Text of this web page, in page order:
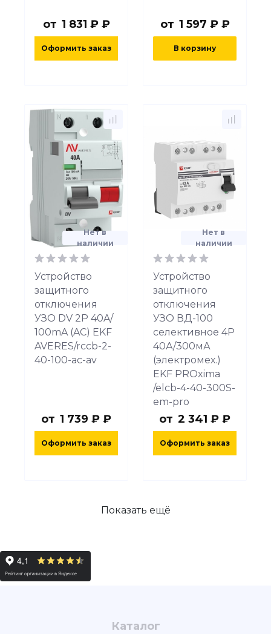
от 1 831 ₽ ₽
Оформить заказ
от 1 597 ₽ ₽
В корзину
Нет в
наличии
Устройство
защитного
отключения
УЗО DV 2P 40A/
100mA (AC) EKF
AVERES/rccb-2-
40-100-ac-av
от 1 739 ₽ ₽
Оформить заказ
Нет в
наличии
Устройство
защитного
отключения
УЗО ВД-100
селективное 4P
40А/300мА
(электромех.)
EKF PROxima
/elcb-4-40-300S-
em-pro
от 2 341 ₽ ₽
Оформить заказ
Показать ещё
Каталог